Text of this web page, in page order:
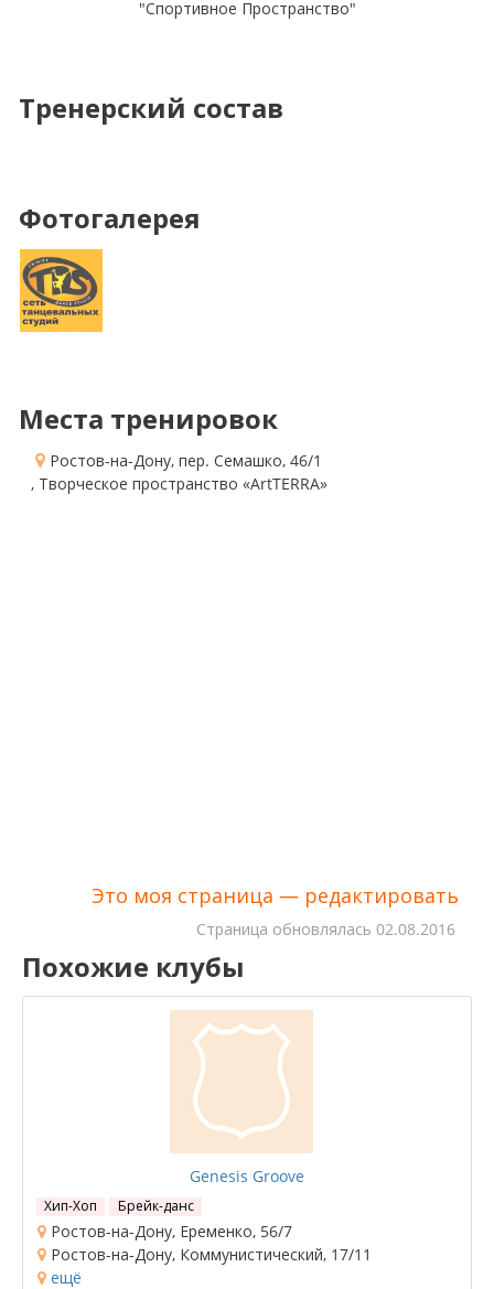
"Спортивное Пространство"
Тренерский состав
Фотогалерея
Места тренировок
Ростов-на-Дону, пер. Семашко, 46/1
, Творческое пространство «ArtTERRA»
Это моя страница — редактировать
Cтраница обновлялась 02.08.2016
Похожие клубы
Genesis Groove
Хип-Хоп Брейк-данс
Ростов-на-Дону, Еременко, 56/7
Ростов-на-Дону, Коммунистический, 17/11
ещё